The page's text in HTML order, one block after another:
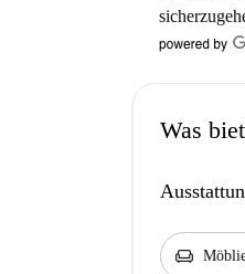
Was
chair